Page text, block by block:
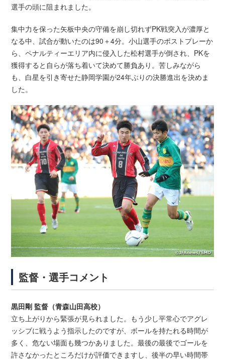
選手の頭に阻まれました。
集中力を保った矢板中央の守備を崩し切れずPK戦突入が濃厚と
なる中、試合が動いたのは90＋4分。小山選手のポストプレーか
ら、ペナルティーエリア内に侵入した松村選手が倒され、PKを
獲得すると自らが落ち着いて決めて勝負あり。苦しみながら
も、白星を引き寄せた静岡学園が24年ぶりの決勝進出を決めま
した。
監督・選手コメント
黒田剛 監督（青森山田高校）
立ち上がりから緊張が見られました。もう少し平常心でアグレ
ッシブに戦うよう指示したのですが、ボールを持たれる時間が
多く、危ない場面も幾つかありました。最後の最後でゴールを
許さなかったところだけが評価できますし、後半の早い時間帯